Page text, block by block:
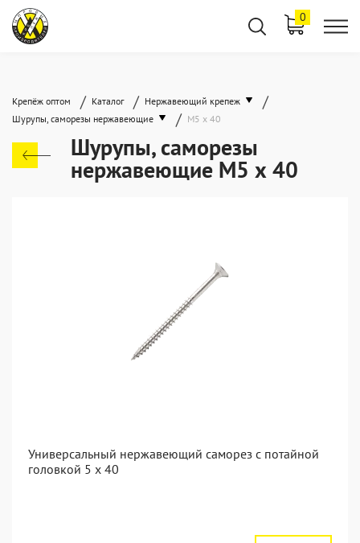
0
Крепёж оптом / Каталог / Нержавеющий крепеж /
Шурупы, саморезы нержавеющие / М5 х 40
Шурупы, саморезы
нержавеющие М5 х 40
Универсальный нержавеющий саморез с потайной
головкой 5 x 40